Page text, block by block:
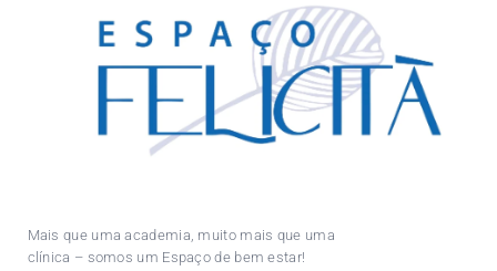
Mais que uma academia, muito mais que uma
clínica – somos um Espaço de bem estar!